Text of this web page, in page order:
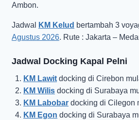
Ambon.
Jadwal KM Kelud bertambah 3
Agustus 2026. Rute : Jakarta –
Jadwal Docking Kapal Pelni
KM Lawit docking di Cirebon
KM Wilis docking di Surabaya
KM Labobar docking di Cilegon
KM Egon docking di Surabaya